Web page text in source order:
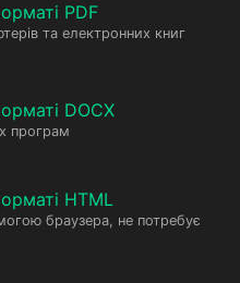
PDF
та електронних книг
DOCX
програм
HTML
браузера, не потребує